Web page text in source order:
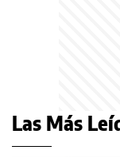
Las Más